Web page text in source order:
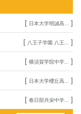
[ 日本大学明誠高... ]
[ 八王子学園 八王... ]
[ 横須賀学院中学... ]
[ 日本大学櫻丘高... ]
[ 春日部共栄中学... ]